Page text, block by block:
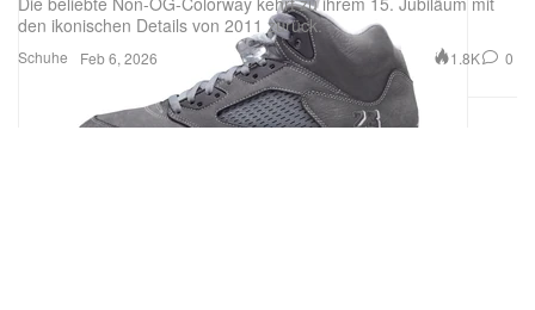
Schuhe
den ikonischen Details von 2011 zurück.
Feb 6, 2026 1.8K 0